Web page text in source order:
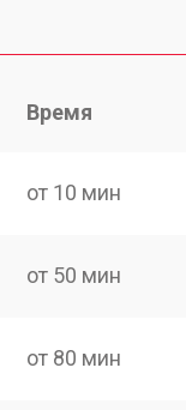
Время
от 10 мин
от 50 мин
от 80 мин